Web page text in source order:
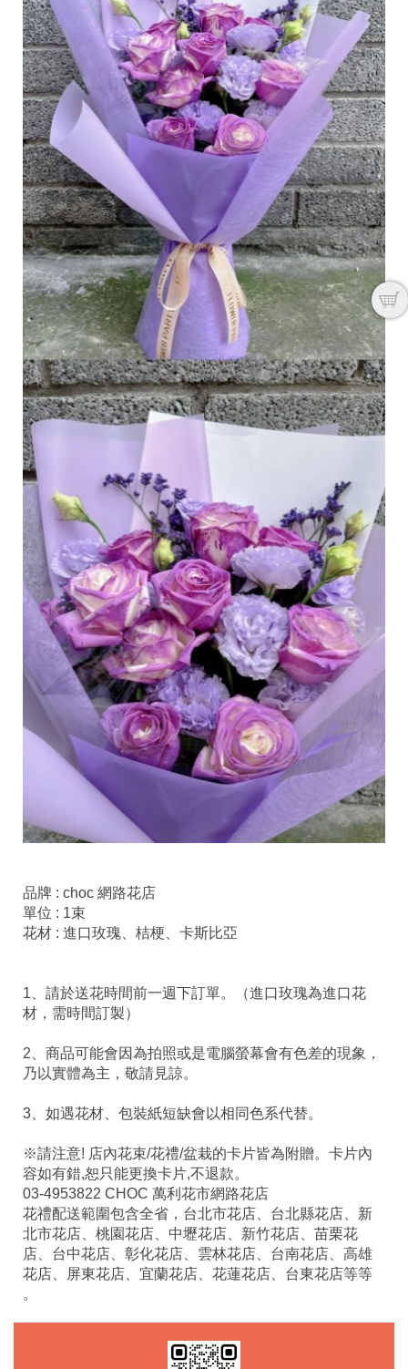
品牌 : choc 網路花店
單位 : 1束
花材 : 進口玫瑰、桔梗、卡斯比亞
1、請於送花時間前一週下訂單。
（進口玫瑰為進口花
材，需時間訂製）
2、商品可能會因為拍照或是電腦螢幕會有色差的現象，
乃以實體為主，敬請見諒。
3、如遇花材、包裝紙短缺會以相同色系代替。
※請注意! 店內花束/花禮/盆栽的卡片皆為附贈。卡片內
容如有錯,恕只能更換卡片,不退款。
03-4953822 CHOC 萬利花市網路花店
花禮配送範圍包含全省，台北市花店、台北縣花店、新
北市花店、桃園花店、中壢花店、新竹花店、苗栗花
店、台中花店、彰化花店、雲林花店、台南花店、高雄
花店、屏東花店、宜蘭花店、花蓮花店、台東花店等等
。